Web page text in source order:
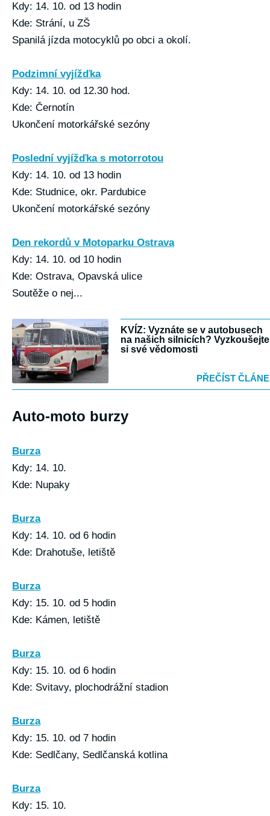
Kdy: 14. 10. od 13 hodin
Kde: Strání, u ZŠ
Spanilá jízda motocyklů po obci a okolí.
Podzimní vyjížďka
Kdy: 14. 10. od 12.30 hod.
Kde: Černotín
Ukončení motorkářské sezóny
Poslední vyjížďka s motorrotou
Kdy: 14. 10. od 13 hodin
Kde: Studnice, okr. Pardubice
Ukončení motorkářské sezóny
Den rekordů v Motoparku Ostrava
Kdy: 14. 10. od 10 hodin
Kde: Ostrava, Opavská ulice
Soutěže o nej...
KVÍZ: Vyznáte se v autobusech
na našich silnicích? Vyzkoušejte
si své vědomosti
PŘEČÍST
Auto-moto burzy
Burza
Kdy: 14. 10.
Kde: Nupaky
Burza
Kdy: 14. 10. od 6 hodin
Kde: Drahotuše, letiště
Burza
Kdy: 15. 10. od 5 hodin
Kde: Kámen, letiště
Burza
Kdy: 15. 10. od 6 hodin
Kde: Svitavy, plochodrážní stadion
Burza
Kdy: 15. 10. od 7 hodin
Kde: Sedlčany, Sedlčanská kotlina
Burza
Kdy: 15. 10.